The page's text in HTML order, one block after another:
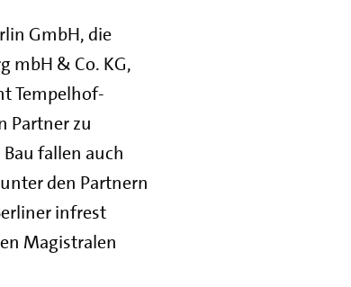
GmbH, die
mbH & Co. KG,
Tempelhof-
Partner zu
fallen auch
den Partnern
infrest
Magistralen